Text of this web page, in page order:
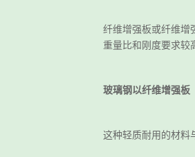
纤维增强板或纤维
重量比和刚度要求较
玻璃钢以纤维增强板
这种轻质耐用的材料